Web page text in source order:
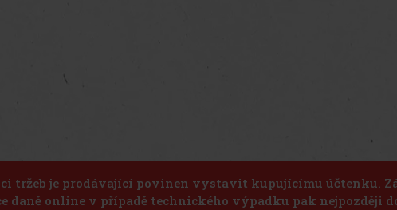
tržeb je prodávající povinen vystavit kupujícímu účtenku.
daně online v případě technického výpadku pak nejpozději